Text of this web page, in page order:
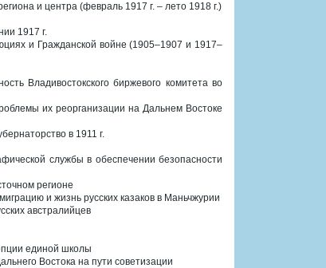
и центра (февраль 1917 г. ‒ лето 1918 г.)
1917 г.
и Гражданской войне (1905‒1907 и 1917‒
Владивостокского биржевого комитета во
их реорганизации на Дальнем Востоке
в 1911 г.
службы в обеспечении безопасности
регионе
и жизнь русских казаков в Маньчжурии
австралийцев
единой школы
Востока на пути советизации